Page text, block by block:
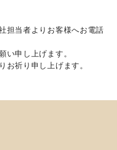
担当者よりお客様へお電話
い申し上げます。
お祈り申し上げます。